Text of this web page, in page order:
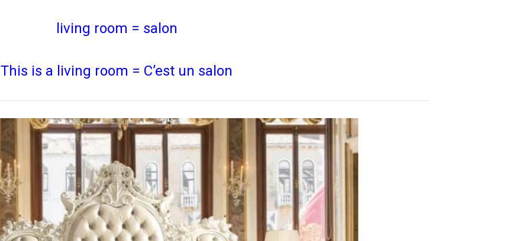
living room = salon
This is a living room = C’est un salon